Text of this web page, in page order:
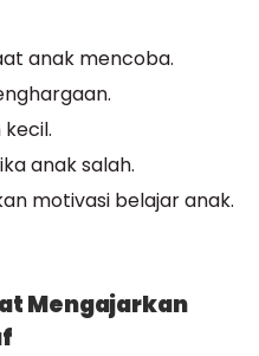
anak mencoba.
anak salah.
motivasi belajar anak.
Mengajarkan